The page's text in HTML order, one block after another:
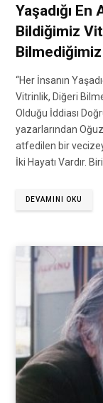
Yaşadığı En
Bildiğimiz
“Her İnsanın
Vitrinlik, Diğeri
Olduğu İddiası
yazarlarından
atfedilen bir
İki Hayatı Vardır.
DEVAMINI OKU